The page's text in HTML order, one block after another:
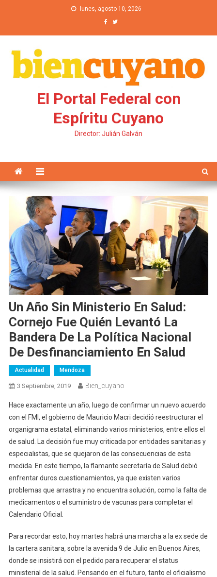
lunes, agosto 10, 2026
El Portal Federal con
Espíritu Cuyano
Director: Julián Galván
Un Año Sin Ministerio En Salud:
Cornejo Fue Quién Levantó La
Bandera De La Política Nacional
De Desfinanciamiento En Salud
Actualidad Mendoza
3 Septiembre, 2019 Bien_cuyano
Hace exactamente un año, luego de confirmar un nuevo acuerdo
con el FMI, el gobierno de Mauricio Macri decidió reestructurar el
organigrama estatal, eliminando varios ministerios, entre ellos el
de salud. La decisión fue muy criticada por entidades sanitarias y
especialistas, que se quejaron de las consecuencias de esta
medida. En este tiempo, la flamante secretaría de Salud debió
enfrentar duros cuestionamientos, ya que existen varios
problemas que arrastra y no encuentra solución, como la falta de
medicamentos o el suministro de vacunas para completar el
Calendario Oficial.
Para recordar esto, hoy martes habrá una marcha a la ex sede de
la cartera sanitara, sobre la avenida 9 de Julio en Buenos Aires,
donde se insistirá con el pedido para recuperar el status
ministerial de la salud. Pensando en el futuro, tanto el oficialismo